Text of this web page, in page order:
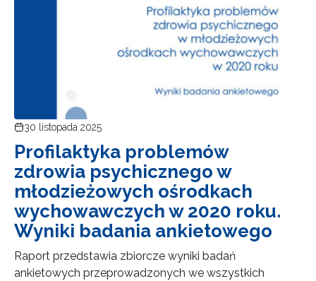
30 listopada 2025
Profilaktyka problemów
zdrowia psychicznego w
młodzieżowych ośrodkach
wychowawczych w 2020 roku.
Wyniki badania ankietowego
Raport przedstawia zbiorcze wyniki badań
ankietowych przeprowadzonych we wszystkich